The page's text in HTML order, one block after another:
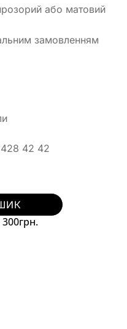
або матовий
замовленням
42 42